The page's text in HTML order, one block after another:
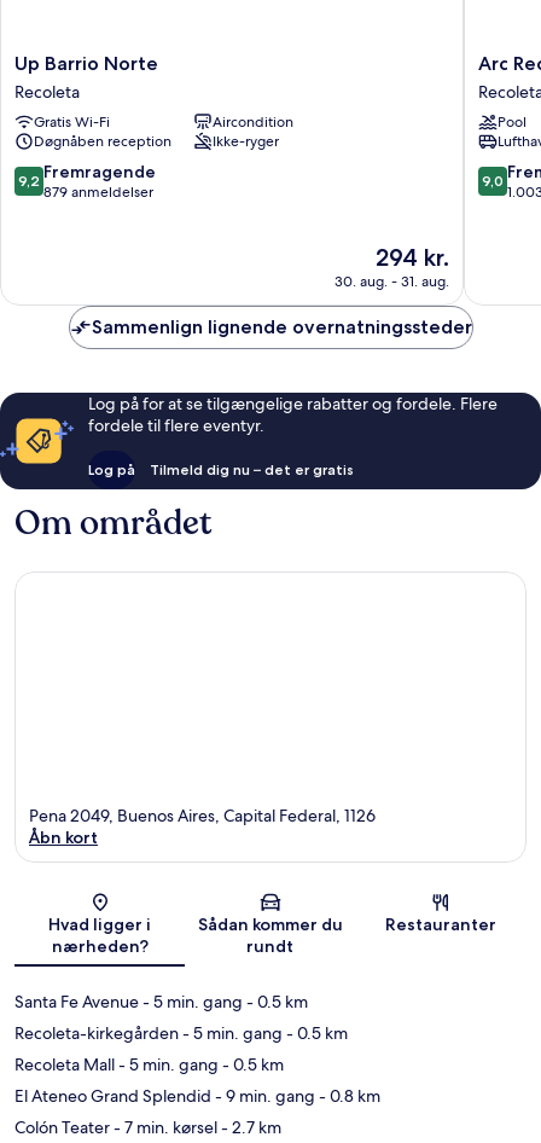
Up
Barrio
Norte
Recoleta
Up Barrio Norte
Recoleta
Gratis Wi-Fi
Aircondition
Døgnåben reception
Ikke-ryger
9.2
ud
anmeldelser
9,2 Fremragende
879 anmeldelser
Prisen
294 kr.
294 kr.
30. aug. - 31. aug.
Arc
Recoleta
Hotel
&
Spa
Recoleta
Arc
Pool
9.0
ud
9,0
Sammenlign lignende overnatningssteder
Log på for at se tilgængelige rabatter og fordele. Flere
fordele til flere eventyr.
Log på Tilmeld dig nu – det er gratis
Om området
Kort
Pena 2049, Buenos Aires, Capital Federal, 1126
Åbn kort
Hvad ligger i
nærheden?
Sådan kommer du
rundt
Restauranter
Santa Fe Avenue- 5 min. gang - 0.5 km
Recoleta-kirkegården- 5 min. gang - 0.5 km
Recoleta Mall- 5 min. gang - 0.5 km
El Ateneo Grand Splendid - 9 min. gang - 0.8 km
Colón Teater- 7 min. kørsel- 2.7 km